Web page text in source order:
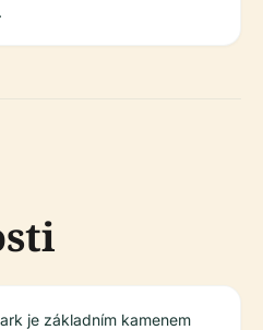
je základním kamenem